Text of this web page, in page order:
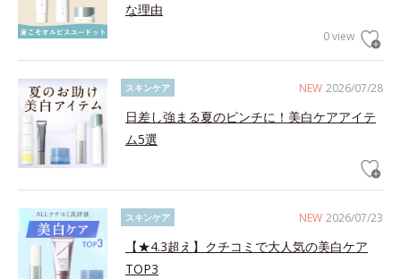
な理由
0 view
NEW 2026/07/28
スキンケア
日差し強まる夏のピンチに！美白ケアアイテ
ム5選
NEW 2026/07/23
スキンケア
【★4.3超え】クチコミで大人気の美白ケア
TOP3